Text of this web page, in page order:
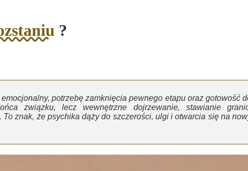
?
potrzebę zamknięcia pewnego etapu oraz gotowość
związku, lecz wewnętrzne dojrzewanie, stawianie
znak, że psychika dąży do szczerości, ulgi i otwarcia się na